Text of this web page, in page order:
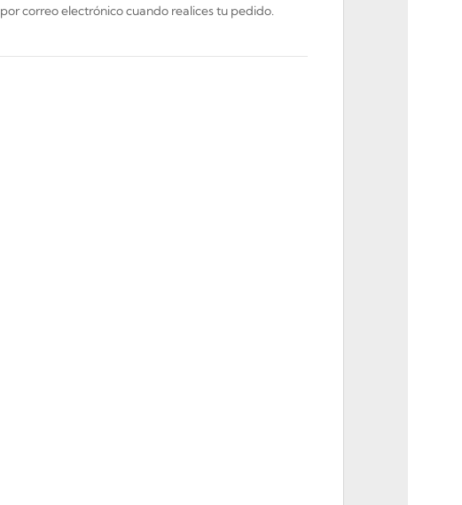
por correo electrónico cuando realices tu pedido.